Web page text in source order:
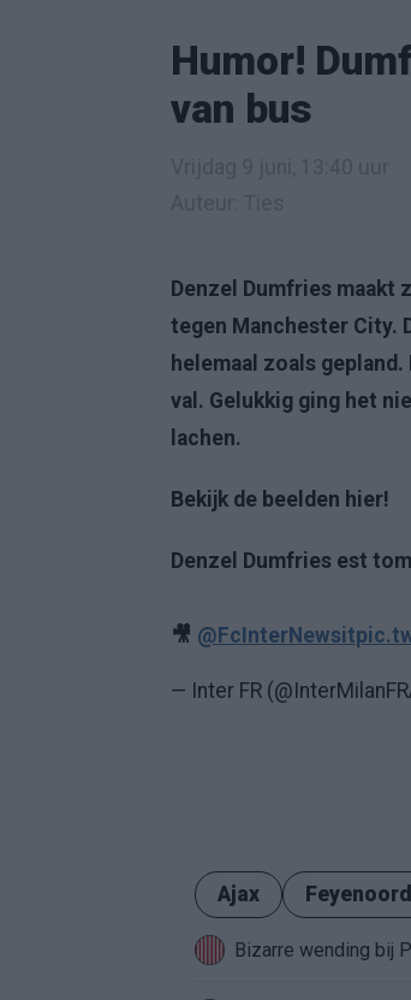
Humor!
van bus
Denzel Dumfries maakt
tegen Manchester City.
helemaal zoals
val. Gelukkig ging het
lachen.
Bekijk de beelden hier!
Denzel Dumfries est
🎥 @FcInterNewsit
— Inter FR
Ajax Feyenoord
Bizarre wending bij